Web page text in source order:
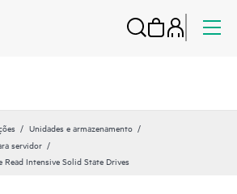
Unidades e armazenamento
servidor
Read Intensive Solid State Drives